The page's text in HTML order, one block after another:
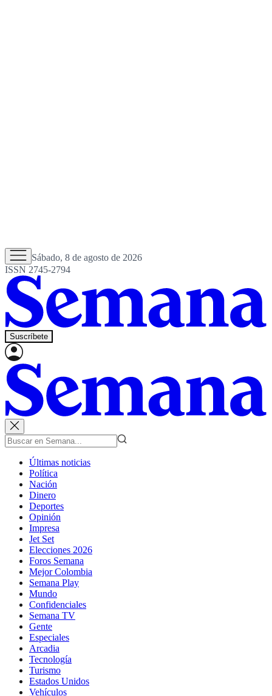
Sábado, 8 de agosto de 2026
ISSN 2745-2794
Suscríbete
Últimas noticias
Política
Nación
Dinero
Deportes
Opinión
Impresa
Jet Set
Elecciones 2026
Foros Semana
Mejor Colombia
Semana Play
Mundo
Confidenciales
Semana TV
Gente
Especiales
Arcadia
Tecnología
Turismo
Estados Unidos
Vehículos